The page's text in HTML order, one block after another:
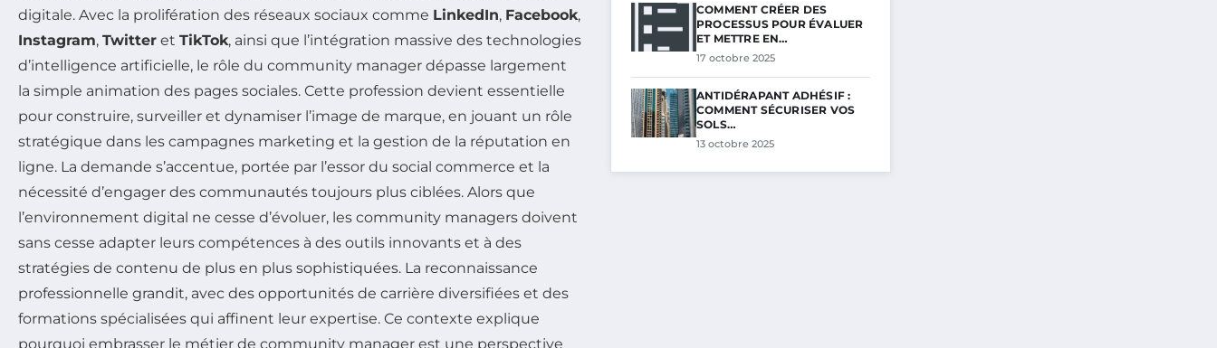
digitale. Avec la prolifération des réseaux sociaux comme LinkedIn, Facebook,
Instagram, Twitter et TikTok, ainsi que l’intégration massive des technologies
d’intelligence artificielle, le rôle du community manager dépasse largement
la simple animation des pages sociales. Cette profession devient essentielle
pour construire, surveiller et dynamiser l’image de marque, en jouant un rôle
stratégique dans les campagnes marketing et la gestion de la réputation en
ligne. La demande s’accentue, portée par l’essor du social commerce et la
nécessité d’engager des communautés toujours plus ciblées. Alors que
l’environnement digital ne cesse d’évoluer, les community managers doivent
sans cesse adapter leurs compétences à des outils innovants et à des
stratégies de contenu de plus en plus sophistiquées. La reconnaissance
professionnelle grandit, avec des opportunités de carrière diversifiées et des
formations spécialisées qui affinent leur expertise. Ce contexte explique
pourquoi embrasser le métier de community manager est une perspective
COMMENT CRÉER DES
PROCESSUS POUR ÉVALUER
ET METTRE EN…
17 octobre 2025
ANTIDÉRAPANT ADHÉSIF :
COMMENT SÉCURISER VOS
SOLS…
13 octobre 2025